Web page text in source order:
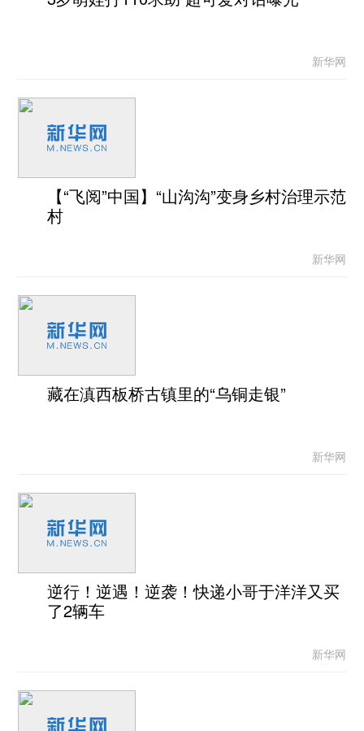
新华网
【“飞阅”中国】“山沟沟”变身乡村治理示范
村
新华网
藏在滇西板桥古镇里的“乌铜走银”
新华网
逆行！逆遇！逆袭！快递小哥于洋洋又买
了2辆车
新华网